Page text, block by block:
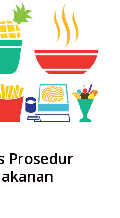
Prosedur